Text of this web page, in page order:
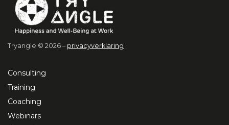
Tryangle © 2026 – privacyverklaring
Consulting
Training
Coaching
Webinars